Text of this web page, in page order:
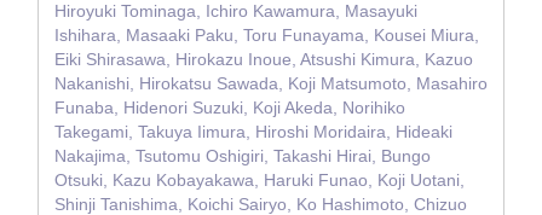
Hiroyuki Tominaga, Ichiro Kawamura, Masayuki
Ishihara, Masaaki Paku, Toru Funayama, Kousei Miura,
Eiki Shirasawa, Hirokazu Inoue, Atsushi Kimura, Kazuo
Nakanishi, Hirokatsu Sawada, Koji Matsumoto, Masahiro
Funaba, Hidenori Suzuki, Koji Akeda, Norihiko
Takegami, Takuya Iimura, Hiroshi Moridaira, Hideaki
Nakajima, Tsutomu Oshigiri, Takashi Hirai, Bungo
Otsuki, Kazu Kobayakawa, Haruki Funao, Koji Uotani,
Shinji Tanishima, Koichi Sairyo, Ko Hashimoto, Chizuo